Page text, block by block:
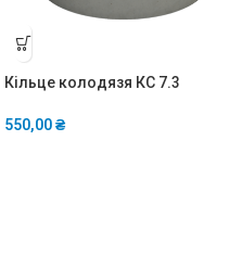
Кільце колодязя КС 7.3
550,00₴